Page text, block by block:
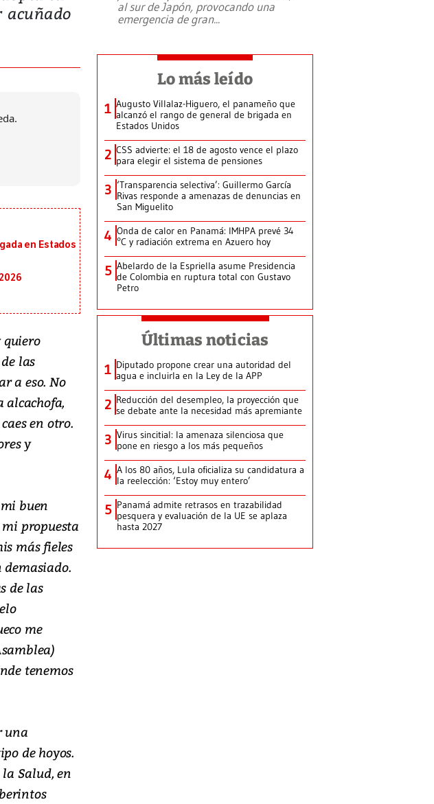
acuñado
en Estados
quiero
las
a eso. No
alcachofa,
en otro.
y
buen
propuesta
más fieles
demasiado.
de las
me
tenemos
una
de hoyos.
Salud, en
al sur de Japón, provocando una
emergencia de gran...
Lo más leído
1 Augusto Villalaz-Higuero, el panameño que
alcanzó el rango de general de brigada en
Estados Unidos
2 CSS advierte: el 18 de agosto vence el plazo
para elegir el sistema de pensiones
3 ‘Transparencia selectiva’: Guillermo García
Rivas responde a amenazas de denuncias en
San Miguelito
4 Onda de calor en Panamá: IMHPA prevé 34
°C y radiación extrema en Azuero hoy
5 Abelardo de la Espriella asume Presidencia
de Colombia en ruptura total con Gustavo
Petro
Últimas noticias
1 Diputado propone crear una autoridad del
agua e incluirla en la Ley de la APP
2 Reducción del desempleo, la proyección que
se debate ante la necesidad más apremiante
3 Virus sincitial: la amenaza silenciosa que
pone en riesgo a los más pequeños
4 A los 80 años, Lula oficializa su candidatura a
la reelección: ‘Estoy muy entero’
5 Panamá admite retrasos en trazabilidad
pesquera y evaluación de la UE se aplaza
hasta 2027